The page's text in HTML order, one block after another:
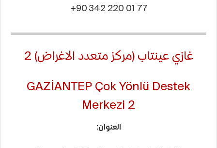
+90 342 220 01 77
غازي عينتاب (مركز متعدد الاغراض) 2
GAZİANTEP Çok Yönlü Destek
Merkezi 2
العنوان: